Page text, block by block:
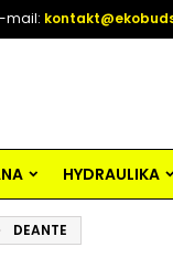
mail:
HYDRAULIKA
DEANTE